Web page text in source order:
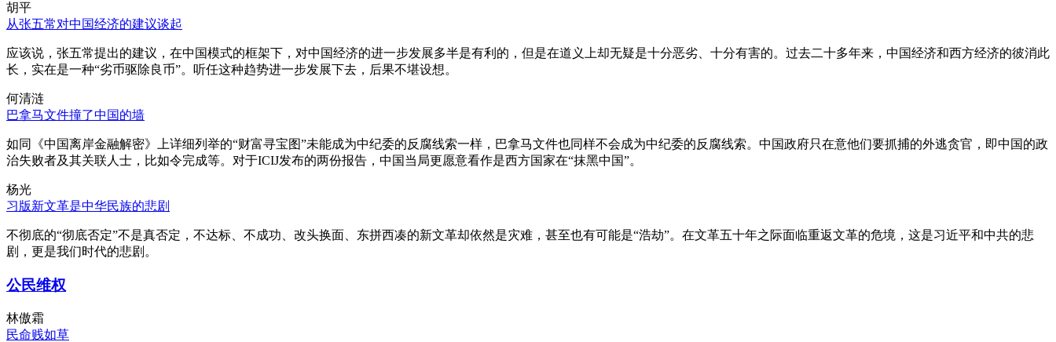
胡平
从张五常对中国经济的建议谈起
应该说，张五常提出的建议，在中国模式的框架下，对中国经济的进一步发展多半是有利的，但是在道义上却无疑是十分恶劣、十分有害的。过去二十多年来，中国经济和西方经济的彼消此
长，实在是一种“劣币驱除良币”。听任这种趋势进一步发展下去，后果不堪设想。
何清涟
巴拿马文件撞了中国的墙
如同《中国离岸金融解密》上详细列举的“财富寻宝图”未能成为中纪委的反腐线索一样，巴拿马文件也同样不会成为中纪委的反腐线索。中国政府只在意他们要抓捕的外逃贪官，即中国的政
治失败者及其关联人士，比如令完成等。对于ICIJ发布的两份报告，中国当局更愿意看作是西方国家在“抹黑中国”。
杨光
习版新文革是中华民族的悲剧
不彻底的“彻底否定”不是真否定，不达标、不成功、改头换面、东拼西凑的新文革却依然是灾难，甚至也有可能是“浩劫”。在文革五十年之际面临重返文革的危境，这是习近平和中共的悲
剧，更是我们时代的悲剧。
公民维权
林傲霜
民命贱如草